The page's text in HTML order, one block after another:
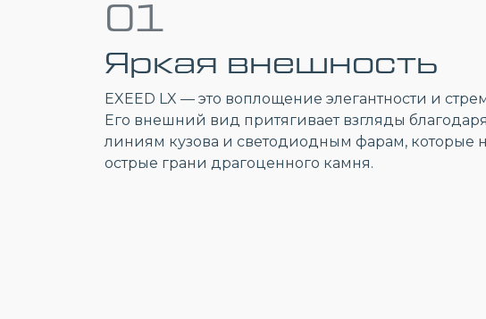
01
Яркая внешность
EXEED LX — это воплощение элегантности и
Его внешний вид притягивает взгляды
линиям кузова и светодиодным фарам, которые
острые грани драгоценного камня.